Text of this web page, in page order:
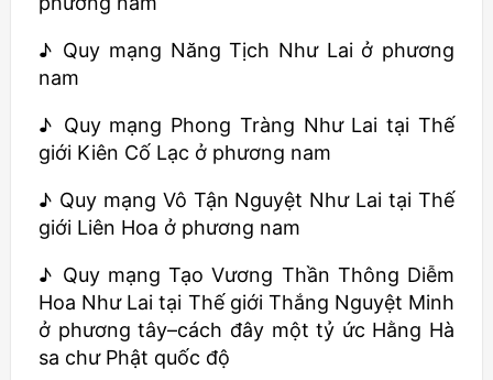
♪ Quy mạng Năng Tịch Như Lai ở phương
nam
♪ Quy mạng Phong Tràng Như Lai tại Thế
giới Kiên Cố Lạc ở phương nam
♪ Quy mạng Vô Tận Nguyệt Như Lai tại Thế
giới Liên Hoa ở phương nam
♪ Quy mạng Tạo Vương Thần Thông Diễm
Hoa Như Lai tại Thế giới Thắng Nguyệt Minh
ở phương tây–cách đây một tỷ ức Hằng Hà
sa chư Phật quốc độ